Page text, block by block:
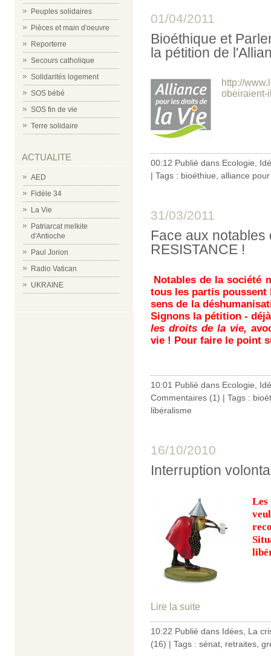
Peuples solidaires
Pièces et main d'oeuvre
Reporterre
Secours catholique
Solidarités logement
SOS bébé
SOS fin de vie
Terre solidaire
ACTUALITE
AED
Fidèle 34
La Vie
Patriarcat melkite
d'Antioche
Paul Jorion
Radio Vatican
UKRAINE
01/04/2011
Bioéthique et
la pétition de
http://
obeiraient-
00:12 Publié dans Ecologie
| Tags : bioéthiue alliance
31/03/2011
Face aux
RESISTANCE !
Notables de la société
tous les partis poussent
sens de la
Signons la pétition -
les droits de la vie,
vie ! Pour faire le point
10:01 Publié dans Ecologie
Commentaires (1) | Tags :
libéralisme
16/10/2010
Interruption
Lire la suite
10:22 Publié dans Idées La
(16) | Tags : sénat retraites